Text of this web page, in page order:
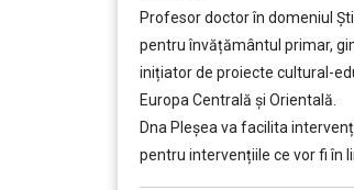
Profesor doctor în domeniul
pentru învățământul primar,
inițiator de proiecte cultural-
Europa Centrală și Orientală.
Dna Pleșea va facilita
pentru intervențiile ce vor fi în